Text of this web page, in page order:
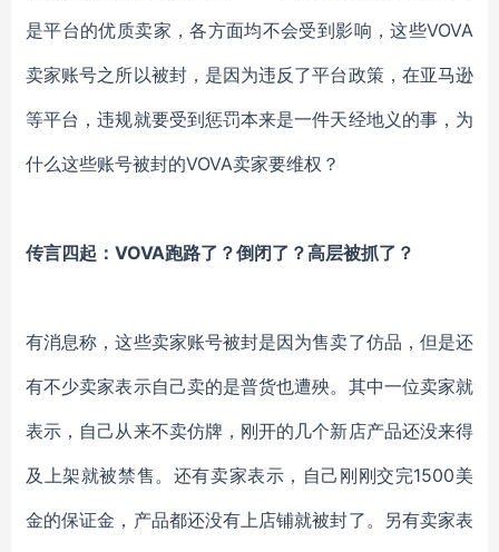
是平台的优质卖家，各方面均不会受到影响 ，这些VOVA
卖家账号之所以被封，是因为违反了平台政策，在亚马逊
等平台，违规就要受到惩罚本来是一件天经地义的事，为
什么这些账号被封的VOVA卖家要维权？
传言四起： VOVA跑路了？倒闭了？高层被抓了？
有消息称，这些卖家账号被封是因为售卖了仿品，但是还
有不少卖家表示自己卖的是普货也遭殃。其中一位卖家就
表示，自己从来不卖仿牌，刚开的几个新店产品还没来得
及上架就被禁售。还有卖家表示，自己刚刚交完1500美
金的保证金，产品都还没有上店铺就被封了。另有卖家表